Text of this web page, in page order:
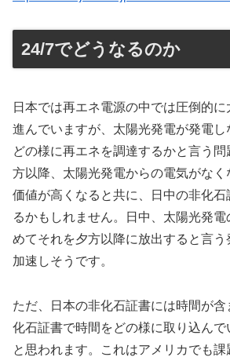
24/7でどうなるのか
日本では再エネ電源の中では圧倒的
進んでいますが、太陽光発電が発電し
どの様に再エネを調達するかと言う
方以降、太陽光発電からの電気がな
価値が高くなると共に、日中の非化
るかもしれません。日中、太陽光発
めてそれを夕方以降に放出すると言
加速しそうです。
ただ、日本の非化石証書には時間が
化石証書で時間をどの様に取り込んで
と思われます。これはアメリカでも